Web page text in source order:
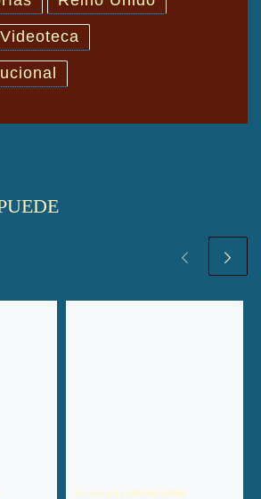
Videoteca
Publicada 09/04/2008